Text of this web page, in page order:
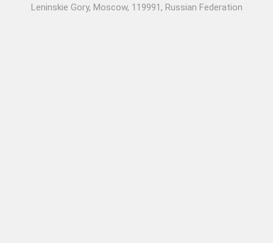
Leninskie Gory, Moscow, 119991, Russian Federation